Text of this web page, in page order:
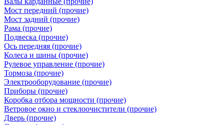
Мост передний (прочие)
Мост задний (прочие)
Рама (прочие)
Подвеска (прочие)
Ось передняя (прочие)
Колеса и шины (прочие)
Рулевое управление (прочие)
Тормоза (прочие)
Электрооборудование (прочие)
Приборы (прочие)
Коробка отбора мощности (прочие)
Ветровое окно и стеклоочистители (прочие)
Дверь (прочие)